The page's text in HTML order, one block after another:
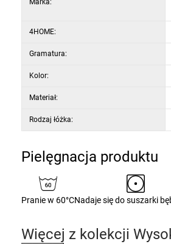
Marka:
4HOME:
Gramatura:
Kolor:
Materiał:
Rodzaj łóżka:
Pielęgnacja produktu
Pranie w 60°CNadaje się do suszarki
Więcej z kolekcji